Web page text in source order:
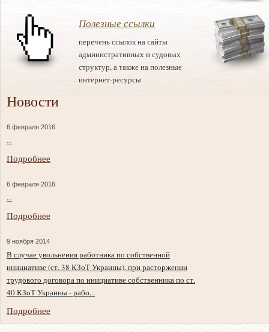
Полезные ссылки
перечень ссылок на сайты
административных и судовых
структур, а также на полезные
интернет-ресурсы
Новости
6 февраля 2016
...
Подробнее
6 февраля 2016
...
Подробнее
9 ноября 2014
В случае увольнения работника по собственной
инициативе (ст. 38 КЗоТ Украины), при расторжении
трудового договора по инициативе собственника по ст.
40 КЗоТ Украины - рабо...
Подробнее